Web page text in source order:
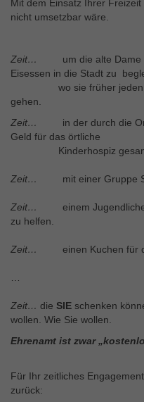
Mit dem Einsatz Ihrer
nicht umsetzbar wäre.
Zeit…
um die alte
Eisessen in die Stadt zu
wo sie früher jeden
gehen.
Zeit…
in der durch die
Geld für das örtliche
Kinderhospiz
Zeit… mit einer Gruppe
Zeit…
einem Jugendlichen
zu helfen.
Zeit… einen Kuchen für
Zeit… die SIE schenken
wollen. Wie Sie wollen.
Ehrenamt ist zwar
Für Ihr zeitliches
zurück: